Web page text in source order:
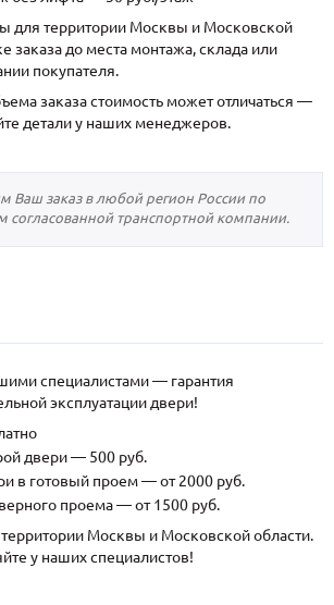
для территории Москвы и Московской
заказа до места монтажа, склада или
покупателя.
заказа стоимость может отличаться —
детали у наших менеджеров.
Ваш заказ в любой регион России по
согласованной транспортной компании.
специалистами — гарантия
эксплуатации двери!
двери — 500 руб.
в готовый проем — от 2000 руб.
проема — от 1500 руб.
территории Москвы и Московской области.
у наших специалистов!